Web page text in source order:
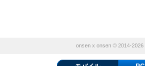
onsen x onsen © 2014-2026